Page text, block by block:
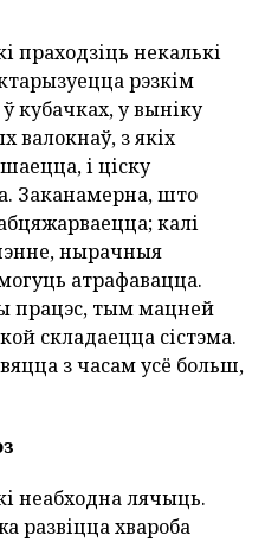
праходзіць некалькі
рэзкім
кубачках, у выніку
валокнаў, з якіх
і ціску
Заканамерна, што
калі
нырачныя
атрафавацца.
працэс, тым мацней
складаецца сістэма.
з часам усё больш,
неабходна лячыць.
развіцца хвароба